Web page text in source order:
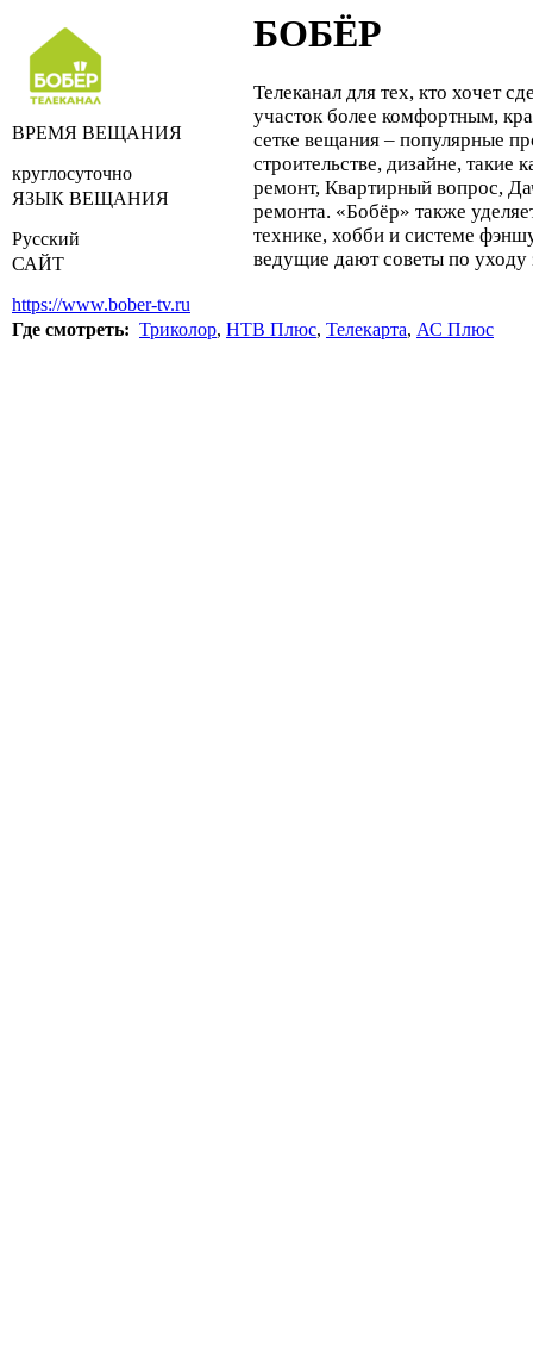
БОБЁР
Телеканал для тех, кто хочет
участок более комфортным,
сетке вещания – популярные
строительстве, дизайне, такие
ремонт, Квартирный вопрос,
ремонта. «Бобёр» также
технике, хобби и системе
ведущие дают советы по
ВРЕМЯ ВЕЩАНИЯ
круглосуточно
ЯЗЫК ВЕЩАНИЯ
Русский
САЙТ
https://www.bober-tv.ru
Где смотреть: Триколор, НТВ Плюс, Телекарта, АС Плюс